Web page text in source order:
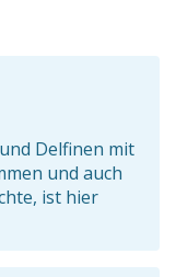
Delfinen mit
und auch
ist hier